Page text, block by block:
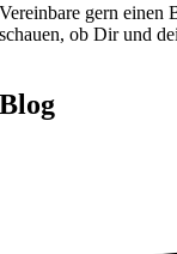
Vereinbare gern einen
schauen, ob Dir und
Blog